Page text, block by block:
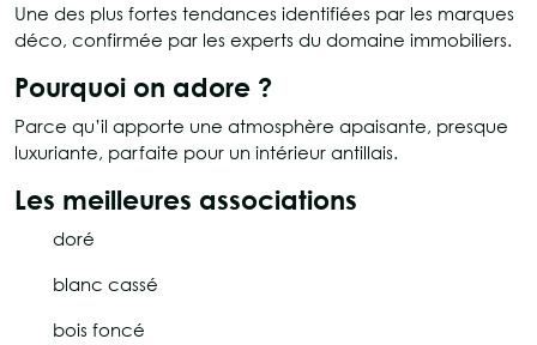
Une des plus fortes tendances identifiées par les marques
déco, confirmée par les experts du domaine immobiliers.
Pourquoi on adore ?
Parce qu’il apporte une atmosphère apaisante, presque
luxuriante, parfaite pour un intérieur antillais.
Les meilleures associations
doré
blanc cassé
bois foncé